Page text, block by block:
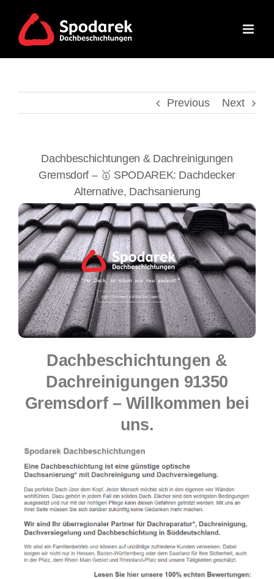
content
Previous Next
Dachbeschichtungen & Dachreinigungen
Gremsdorf – 🥇 SPODAREK: Dachdecker
Alternative, Dachsanierung
Dachbeschichtungen &
Dachreinigungen 91350
Gremsdorf – Willkommen bei
uns.